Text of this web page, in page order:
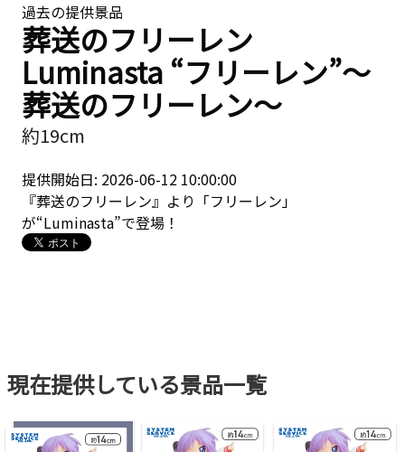
過去の提供景品
葬送のフリーレン
Luminasta “フリーレン”〜
葬送のフリーレン〜
約19cm
提供開始日: 2026-06-12 10:00:00
『葬送のフリーレン』より「フリーレン」
が“Luminasta”で登場！
現在提供している景品一覧